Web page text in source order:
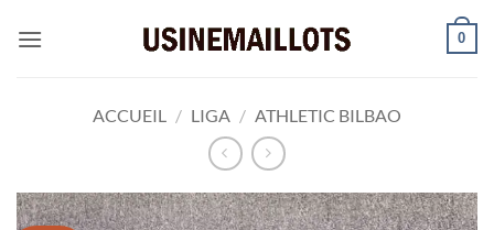
0
ACCUEIL / LIGA / ATHLETIC BILBAO